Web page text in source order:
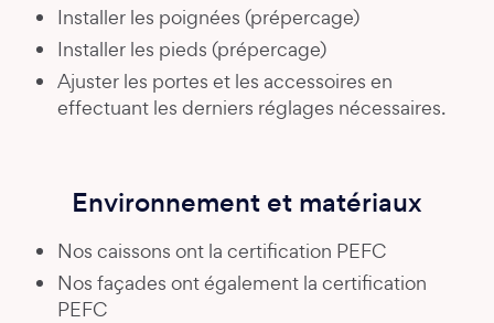
Installer les poignées (prépercage)
Installer les pieds (prépercage)
Ajuster les portes et les accessoires en
effectuant les derniers réglages nécessaires.
Environnement et matériaux
Nos caissons ont la certification PEFC
Nos façades ont également la certification
PEFC